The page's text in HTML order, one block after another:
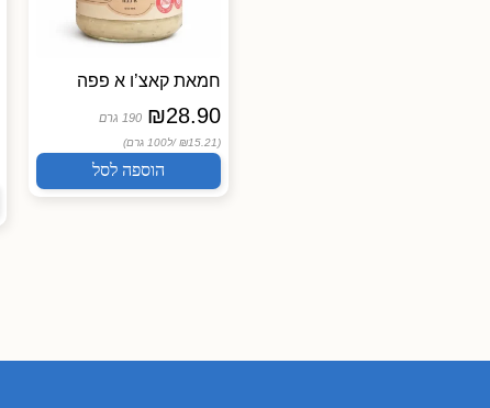
חמאת קאצ’ו א פפה
₪28.90 190 גרם
(₪15.21 / ל100 גרם)
הוספה לסל